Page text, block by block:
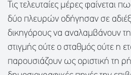
Τις τελευταίες μέρες φαίνεται
δύο πλευρών οδήγησαν σε
δικηγόρους να αναλαμβάνουν
στιγμής ούτε ο σταθμός ούτε η
παρουσιάζουν ως οριστική τη